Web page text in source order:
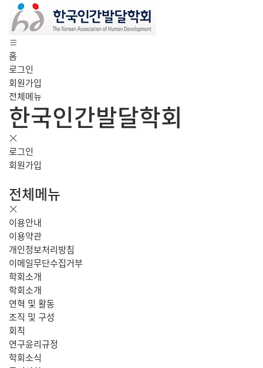
홈
로그인
회원가입
전체메뉴
한국인간발달학회
로그인
회원가입
전체메뉴
이용안내
이용약관
개인정보처리방침
이메일무단수집거부
학회소개
학회소개
연혁 및 활동
조직 및 구성
회칙
연구윤리규정
학회소식